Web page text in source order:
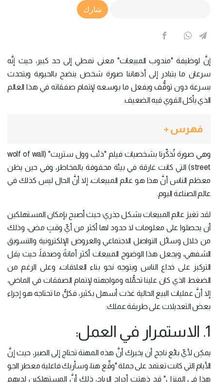
Article Link
شارك
إنَّ لوظيفة "مندوب المبيعات" معنى نمطي إلى حد كبير، حيث إنَّه
سرعان ما يتبادر إلى أذهاننا صورة شخص ينضح بالحيوية ويتحدث
بسرعة دون توقُّف ويفعل ما بوسعه لإتمام صفقاته في هذا العالم
الذي يأكل القوي فيه الضعيف.
فهرس +
وهي صورة تُذكِّرنا بشخصيات فيلم "ذئب وول ستريت" (wolf of wall
street) التي كانت غارقة في بيئة محفوفة بالمخاطر، وفي حين يظن
معظم الناس أنَّ هذا هو عالم المبيعات، إلا أنَّ الحال ليس كذلك في
عالم الصناعة اليوم.
لقد تغيرَ عالم المبيعات بشكل جذري؛ حيث أصبح بإمكان المستهلكين
أن يحصلوا على معلومات لا حدود لها أكثر من أيِّ وقتٍ مضى، وذلك
من خلال وسائل التواصل الاجتماعي والعروض الإلكترونية والتسويق
الشفهي، ويجعل هذا الوضوح المبيعات أكثر أمانةً وصدقاً، حيث يقل
التركيز على خداع الناس ويتوجه نحو بناء العلاقات، وعلى الرغم من
الضغط الذي كان علينا تحمُّله ومواجهته لإتمام الصفقات في الماضي،
إلا أنَّ عمليات البيع الحالية غدَت أسهل بكثير، فكلُّ ما تحتاجه هو إجراء
بعض التعديلات على طريقة عملك:
1. الاستمرار في العمل:
يمكِن لأيِّ بائع ناجح أن يخبرك أنَّ هذه المهنة تحتاج إلى الصبر، حيث إنَّ
الأيام التي كانت تعتمد على جملة "وقِّع هنا، وسأريك فاعلية معطر الجو
هذا في المنزل" قد ذهبَت أدراج الرياح، ذلك أنَّ المستهلكين لديهم